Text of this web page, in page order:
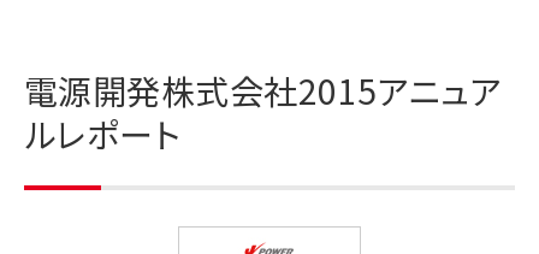
電源開発株式会社2015アニュア
ルレポート